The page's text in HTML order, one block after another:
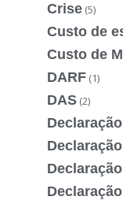
Crise (5)
Custo de
Custo de
DARF (1)
DAS (2)